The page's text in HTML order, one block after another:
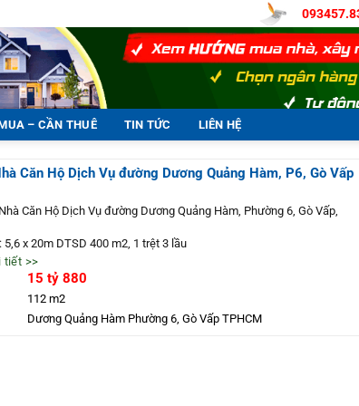
– CẦN THUÊ TIN TỨC LIÊN HỆ
Căn Hộ Dịch Vụ đường Dương Quảng Hàm, P6, Gò Vấp
Căn Hộ Dịch Vụ đường Dương Quảng Hàm, Phường 6, Gò Vấp,
5,6 x 20m DTSD 400 m2, 1 trệt 3 lầu
Mặt Tiền đường 12m & 10m có lề rộng, khu thông bàn cờ, có thu nhập
hộ dịch vụ lớn 7tr/tháng và 1 Kiot
các trường Đại học QT Văn Lang, ĐH Công Nghiệp, ĐH Nội Vụ, CĐ Sài
thị…
tiết >>
15 tỷ 880
112 m2
Dương Quảng Hàm Phường 6, Gò Vấp TPHCM